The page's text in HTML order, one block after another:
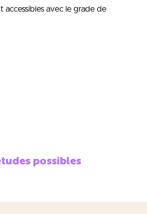
accessibles avec le grade de
possibles